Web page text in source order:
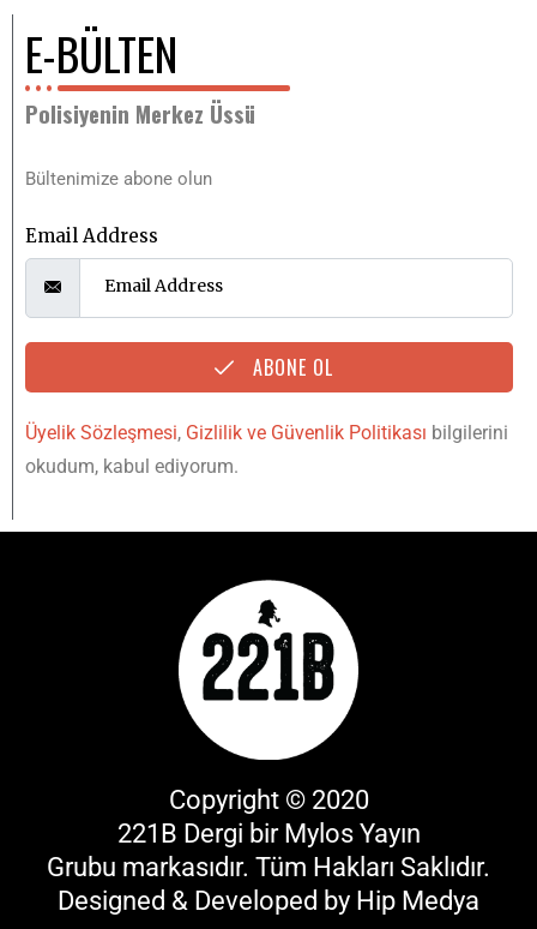
E-BÜLTEN
Polisiyenin Merkez Üssü
Bültenimize abone olun
Email Address
ABONE OL
Üyelik Sözleşmesi, Gizlilik ve Güvenlik Politikası bilgilerini
okudum, kabul ediyorum.
Copyright © 2020
221B Dergi bir Mylos Yayın
Grubu markasıdır. Tüm Hakları Saklıdır.
Designed & Developed by Hip Medya